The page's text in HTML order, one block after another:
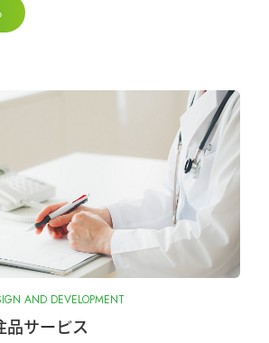
AND DEVELOPMENT
品サービス